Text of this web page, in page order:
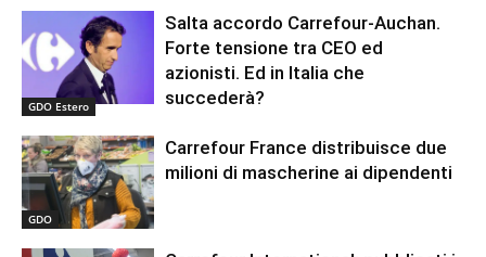
GDO Estero
Salta accordo Carrefour-Auchan.
Forte tensione tra CEO ed
azionisti. Ed in Italia che
succederà?
GDO
Carrefour France distribuisce due
milioni di mascherine ai dipendenti